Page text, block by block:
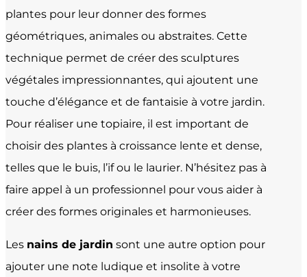
plantes pour leur donner des formes
géométriques, animales ou abstraites. Cette
technique permet de créer des sculptures
végétales impressionnantes, qui ajoutent une
touche d’élégance et de fantaisie à votre jardin.
Pour réaliser une topiaire, il est important de
choisir des plantes à croissance lente et dense,
telles que le buis, l’if ou le laurier. N’hésitez pas à
faire appel à un professionnel pour vous aider à
créer des formes originales et harmonieuses.
Les nains de jardin sont une autre option pour
ajouter une note ludique et insolite à votre